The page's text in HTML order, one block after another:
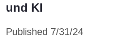
und KI
Published 7/31/24